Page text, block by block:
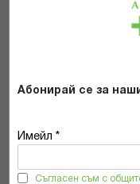
Абонирай се за
Имейл *
Съгласен съм с
Прочетох и
Общите